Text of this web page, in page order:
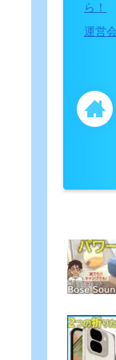
ら！
運営